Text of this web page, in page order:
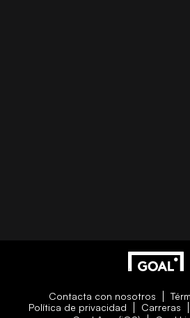
Contacta con nosotros
Política de privacidad
Carreras